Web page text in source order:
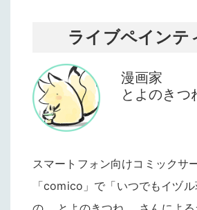
ライブペインテ
漫画家
とよのきつ
スマートフォン向けコミックサ
「comico」で「いつでもイヅ